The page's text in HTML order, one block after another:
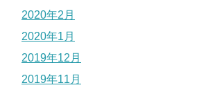
2020年2月
2020年1月
2019年12月
2019年11月